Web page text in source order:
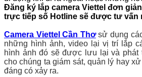
Đăng ký lắp camera Viettel đơn
trực tiếp số Hotline sẽ được tư vấn
Camera Viettel Cần Thơsử dụng
những hình ảnh, video lại vị trí lắp
hình ảnh đó sẽ được lưu lại và phát
cho chúng ta giám sát, quản lý hay
đáng có xảy ra.